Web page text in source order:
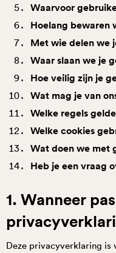
Waarvoor
Hoelang bewaren
Met wie delen we
Waar slaan we je
Hoe veilig zijn je
Wat mag je van
Welke regels
Welke cookies
Wat doen we met
Heb je een vraag
1. Wanneer
Deze privacyverklaring is